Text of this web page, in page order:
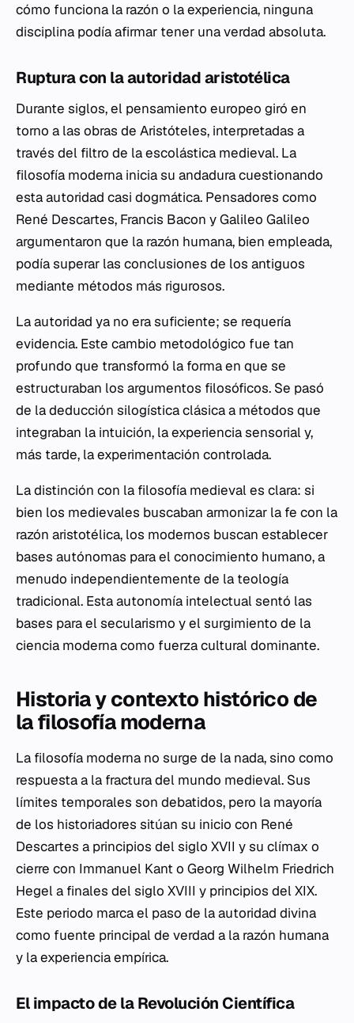
cómo funciona la razón o la experiencia, ninguna
disciplina podía afirmar tener una verdad absoluta.
Ruptura con la autoridad aristotélica
Durante siglos, el pensamiento europeo giró en
torno a las obras de Aristóteles, interpretadas a
través del filtro de la escolástica medieval. La
filosofía moderna inicia su andadura cuestionando
esta autoridad casi dogmática. Pensadores como
René Descartes, Francis Bacon y Galileo Galileo
argumentaron que la razón humana, bien empleada,
podía superar las conclusiones de los antiguos
mediante métodos más rigurosos.
La autoridad ya no era suficiente; se requería
evidencia. Este cambio metodológico fue tan
profundo que transformó la forma en que se
estructuraban los argumentos filosóficos. Se pasó
de la deducción silogística clásica a métodos que
integraban la intuición, la experiencia sensorial y,
más tarde, la experimentación controlada.
La distinción con la filosofía medieval es clara: si
bien los medievales buscaban armonizar la fe con la
razón aristotélica, los modernos buscan establecer
bases autónomas para el conocimiento humano, a
menudo independientemente de la teología
tradicional. Esta autonomía intelectual sentó las
bases para el secularismo y el surgimiento de la
ciencia moderna como fuerza cultural dominante.
Historia y contexto histórico de
la filosofía moderna
La filosofía moderna no surge de la nada, sino como
respuesta a la fractura del mundo medieval. Sus
límites temporales son debatidos, pero la mayoría
de los historiadores sitúan su inicio con René
Descartes a principios del siglo XVII y su clímax o
cierre con Immanuel Kant o Georg Wilhelm Friedrich
Hegel a finales del siglo XVIII y principios del XIX.
Este periodo marca el paso de la autoridad divina
como fuente principal de verdad a la razón humana
y la experiencia empírica.
El impacto de la Revolución Científica